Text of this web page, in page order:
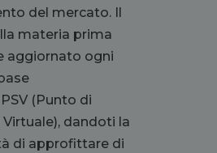
del mercato. Il
materia prima
aggiornato ogni
PSV (Punto di
dandoti la
di approfittare di